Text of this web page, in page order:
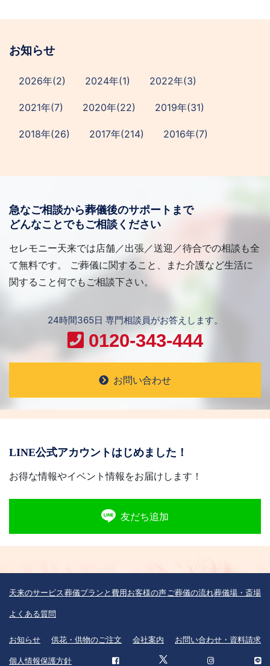
お知らせ
2026年(2) 2024年(1) 2022年(3)
2021年(7) 2020年(22) 2019年(31)
2018年(26) 2017年(214) 2016年(7)
急なご相談から葬儀後のサポートまで
どんなことでもご相談ください
セレモニー天来では店舗／出張／送迎／待合での相談も全
て無料です。 ご葬儀に関すること、また介護など生活に
関すること何でもご相談下さい。
24時間365日 専門相談員がお答えします。
0120-343-444
お問い合わせ
LINE公式アカウントはじめました！
お得な情報やイベント情報をお届けします！
友だち追加
天来のサービス葬儀プランと費用お客様の声 ご葬儀の流れ葬儀場・斎場
よくある質問
お知らせ 供花・供物のご注文 会社案内 お問い合わせ・資料請求
個人情報保護方針